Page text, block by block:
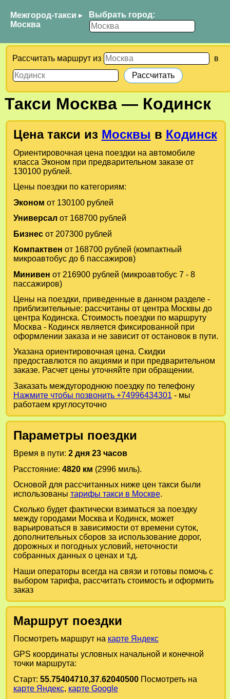
Межгород-такси ▸
Москва
Выбрать город:
Рассчитать маршрут из в
Такси Москва— Кодинск
Цена такси из Москвы в Кодинск
Ориентировочная цена поездки на автомобиле
класса Эконом при предварительном заказе от
130100 рублей.
Цены поездки по категориям:
Эконом от 130100 рублей
Универсал от 168700 рублей
Бизнесот 207300 рублей
Компактвен от 168700 рублей (компактный
микроавтобус до 6 пассажиров)
Минивен от 216900 рублей (микроавтобус 7 - 8
пассажиров)
Цены на поездки, приведенные в данном разделе -
приблизительные: рассчитаны от центра Москвы до
центра Кодинска. Стоимость поездки по маршруту
Москва - Кодинск является фиксированной при
оформлении заказа и не зависит от остановок в пути.
Указана ориентировочная цена. Скидки
предоставлются по акциями и при предварительном
заказе. Расчет цены уточняйте при обращении.
Заказать междугороднюю поездку по телефону
Нажмите чтобы позвонить +74996434301 - мы
работаем круглосуточно
Параметры поездки
Время в пути: 2 дня 23 часов
Расстояние: 4820 км (2996 миль).
Основой для рассчитанных ниже цен такси были
использованы тарифы такси в Москве.
Сколько будет фактически взиматься за поездку
между городами Москваи Кодинск, может
варьироваться в зависимости от времени суток,
дополнительных сборов за использование дорог,
дорожных и погодных условий, неточности
собранных данных о ценах и т.д.
Наши операторы всегда на связи и готовы помочь с
выбором тарифа, рассчитать стоимость и оформить
заказ
Маршрут поездки
Посмотреть маршрут на карте Яндекс
GPS координаты условных начальной и конечной
точки маршрута:
Старт: 55.75404710,37.62040500Посмотреть на
карте Яндекс, карте Google